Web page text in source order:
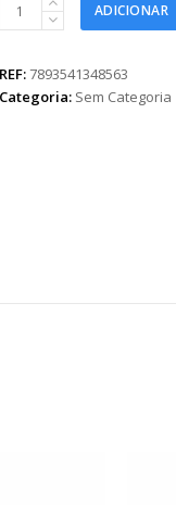
24mmx50cm
10pc
ADICIONAR
REF:7893541348563
Categoria: Sem Categoria